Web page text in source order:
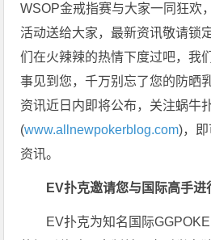
WSOP金戒指赛与大家一同狂欢
活动送给大家，最新资讯敬请锁
们在火辣辣的热情下度过吧，我
事见到您，千万别忘了您的防晒
资讯近日内即将公布，关注蜗牛
(www.allnewpokerblog.com)，
资讯。
EV扑克邀请您与国际高手进
EV扑克为知名国际